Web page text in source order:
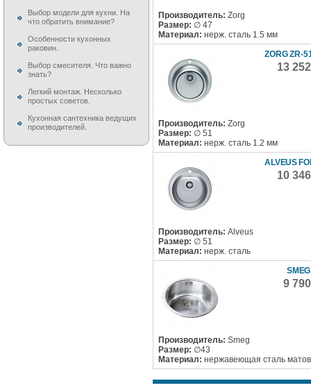
Производитель: Zorg
Размер: ∅ 47
Материал: нерж. сталь 1.5 мм
ZORG ZR-
13
Производитель: Zorg
Размер: ∅ 51
Материал: нерж. сталь 1.2 мм
ALVEUS
10
Производитель: Alveus
Размер: ∅ 51
Материал: нерж. сталь
9
Производитель: Smeg
Размер: ∅43
Материал: нержавеющая сталь
Выбор модели для кухни. На
что обратить внимание?
Особенности кухонных
раковин.
Выбор смесителя. Что важно
знать?
Легкий монтаж. Несколько
простых советов.
Кухонная сантехника ведущих
производителей.